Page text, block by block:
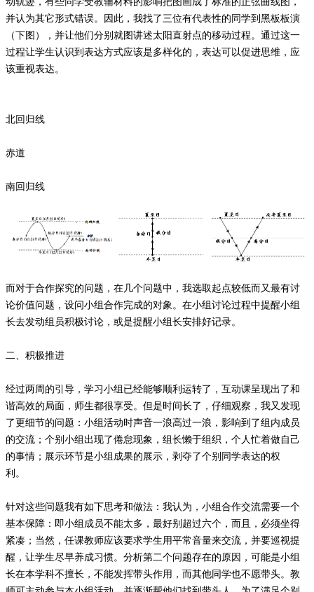
并认为其它形式错误。因此，我找了三位有代表性的同学到黑板板演
（下图），并让他们分别就图讲述太阳直射点的移动过程。通过这一
过程让学生认识到表达方式应该是多样化的，表达可以促进思维，应
该重视表达。
北回归线
赤道
南回归线
而对于合作探究的问题，在几个问题中，我选取起点较低而又最有讨
论价值问题，设问小组合作完成的对象。在小组讨论过程中提醒小组
长去发动组员积极讨论，或是提醒小组长安排好记录。
二、积极推进
经过两周的引导，学习小组已经能够顺利运转了，互动课呈现出了和
谐高效的局面，师生都很享受。但是时间长了，仔细观察，我又发现
了更细节的问题：小组活动时声音一浪高过一浪，影响到了组内成员
的交流；个别小组出现了倦怠现象，组长懒于组织，个人忙着做自己
的事情；展示环节是小组成果的展示，剥夺了个别同学表达的权
利。
针对这些问题我有如下思考和做法：我认为，小组合作交流需要一个
基本保障：即小组成员不能太多，最好别超过六个，而且，必须坐得
紧凑；当然，任课教师应该要求学生用平常音量来交流，并要巡视提
醒，让学生尽早养成习惯。分析第二个问题存在的原因，可能是小组
长在本学科不擅长，不能发挥带头作用，而其他同学也不愿带头。教